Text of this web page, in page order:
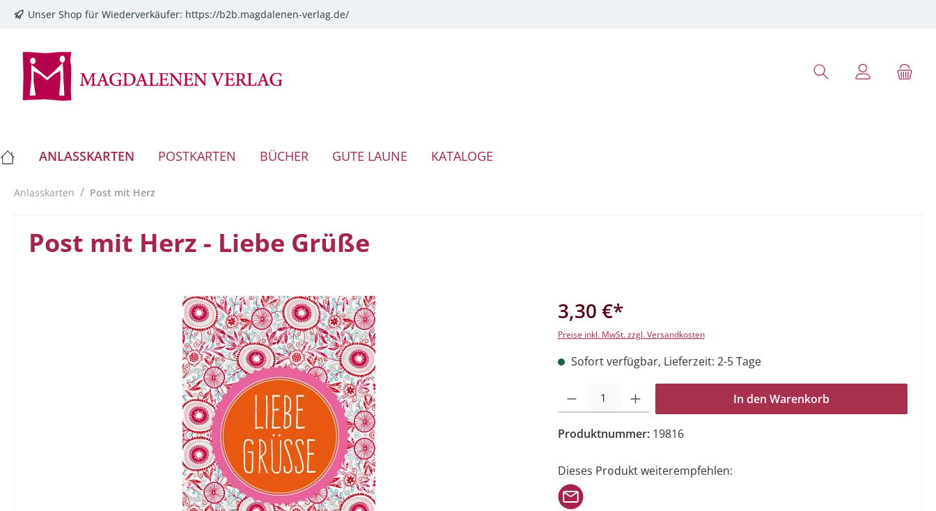
Zur Hauptnavigation springen
Unser Shop für Wiederverkäufer: https://b2b.magdalenen-verlag.de/
ANLASSKARTEN POSTKARTEN BÜCHER GUTE LAUNE KATALOGE
Anlasskarten / Post mit Herz
Post mit Herz - Liebe Grüße
3,30 €*
Preise inkl. MwSt. zzgl. Versandkosten
Sofort verfügbar, Lieferzeit: 2-5 Tage
In den Warenkorb
Produktnummer: 19816
Dieses Produkt weiterempfehlen: